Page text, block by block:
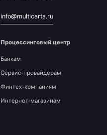
info@multicarta.ru
Процессинговый центр
Банкам
Сервис-провайдерам
Финтех-компаниям
Интернет-магазинам